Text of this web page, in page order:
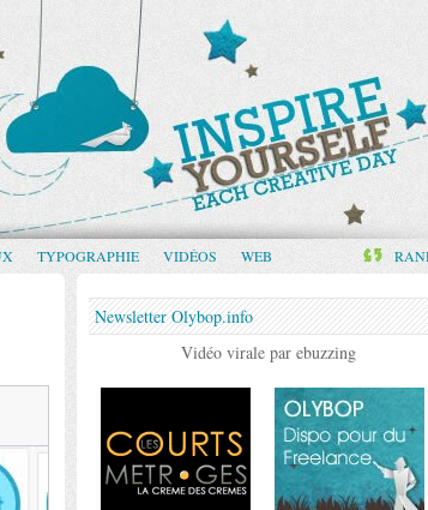
TYPOGRAPHIE VIDÉOS WEB
Newsletter Olybop.info
Vidéo virale par ebuzzing